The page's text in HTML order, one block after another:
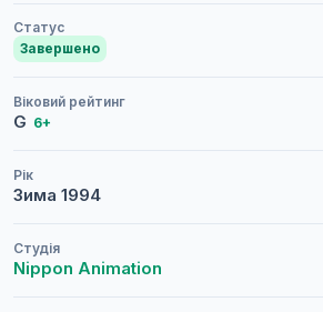
Статус
Завершено
Віковий рейтинг
G 6+
Рік
Зима 1994
Студія
Nippon Animation